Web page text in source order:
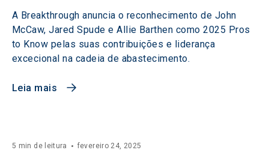
A Breakthrough anuncia o reconhecimento de John
McCaw, Jared Spude e Allie Barthen como 2025 Pros
to Know pelas suas contribuições e liderança
excecional na cadeia de abastecimento.
Leia mais
5 min de leitura fevereiro 24, 2025